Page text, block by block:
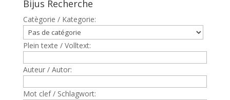
Bijus Recherche
Catègorie / Kategorie:
Plein texte / Volltext:
Auteur / Autor:
Mot clef / Schlagwort: